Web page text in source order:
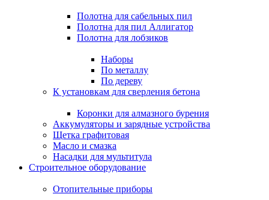
Полотна для сабельных пил
Полотна для пил Аллигатор
Полотна для лобзиков
Наборы
По металлу
По дереву
К установкам для сверления бетона
Коронки для алмазного бурения
Аккумуляторы и зарядные устройства
Щетка графитовая
Масло и смазка
Насадки для мультитула
Строительное оборудование
Отопительные приборы